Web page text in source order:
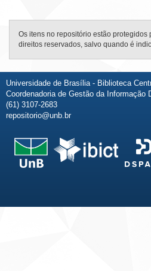
Os itens no repositório estão protegidos
direitos reservados, salvo quando é
Universidade de Brasília - Biblioteca
Coordenadoria de Gestão da Informação
(61) 3107-2683
repositorio@unb.br